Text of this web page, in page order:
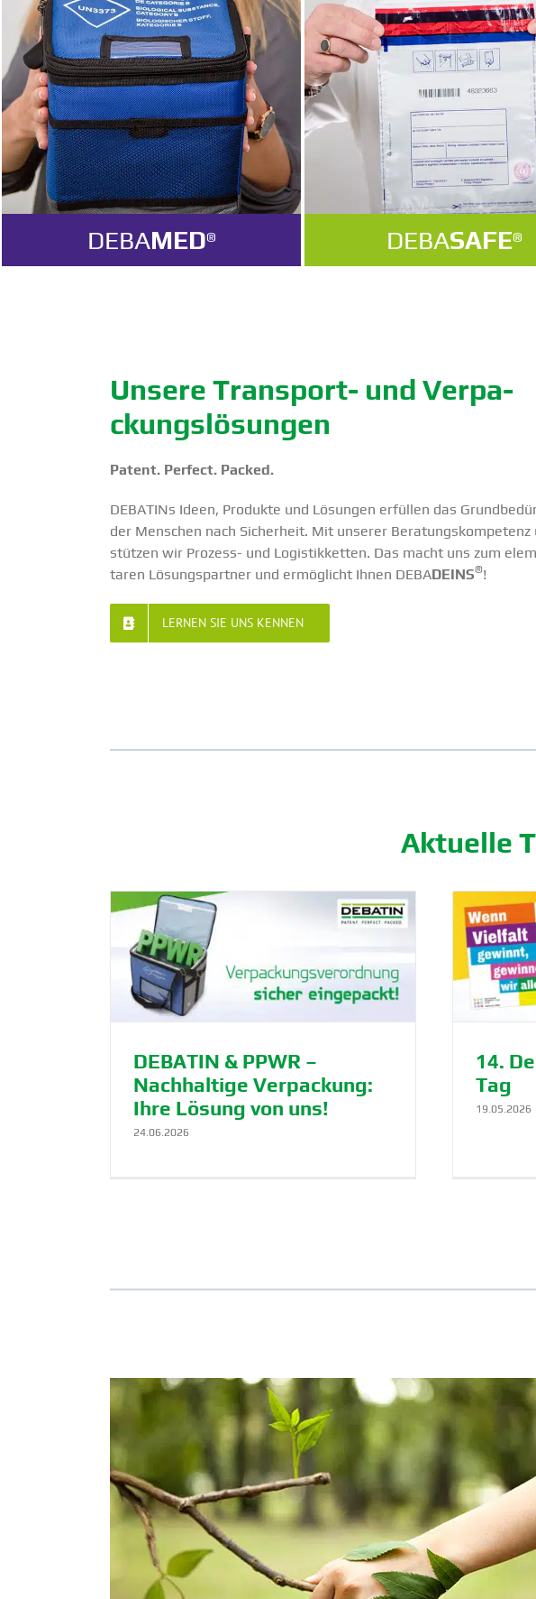
DEBAMED® DEBASAFE®
Unsere Transport- und Verpa­
ckungs­lö­sungen
Patent. Perfect. Packed.
DEBATINs Ideen, Produkte und Lösungen erfüllen das
der Menschen nach Sicherheit. Mit unserer
stützen wir Prozess- und Logis­tik­ketten. Das macht uns zum
taren Lösungs­partner und ermög­licht Ihnen DEBADEINS®!
LERNEN SIE UNS KENNEN
Aktuelle
DEBATIN & PPWR –
Nachhaltige Verpa­ckung:
Ihre Lösung von uns!
24.06.2026
14. Deutscher Diversity-Tag
DEBATEAM
14.
Tag
19.05.2026